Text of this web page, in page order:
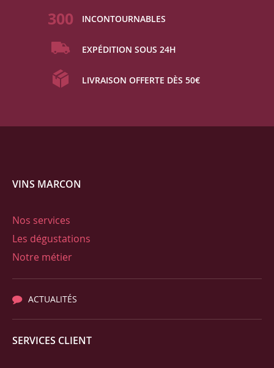
300 INCONTOURNABLES
EXPÉDITION SOUS 24H
LIVRAISON OFFERTE DÈS 50€
VINS MARCON
Nos services
Les dégustations
Notre métier
ACTUALITÉS
SERVICES CLIENT